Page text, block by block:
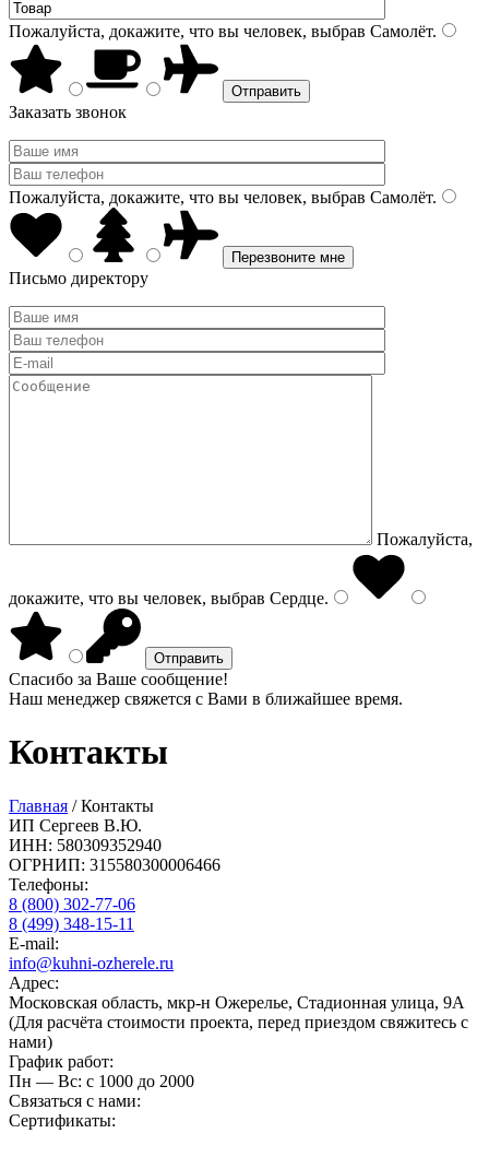
Пожалуйста, докажите, что вы человек, выбрав Самолёт.
Заказать звонок
Пожалуйста, докажите, что вы человек, выбрав Самолёт.
Письмо директору
Пожалуйста,
докажите, что вы человек, выбрав Сердце.
Спасибо за Ваше сообщение!
Наш менеджер свяжется с Вами в ближайшее время.
Контакты
Главная /Контакты
ИП Сергеев В.Ю.
ИНН: 580309352940
ОГРНИП: 315580300006466
Телефоны:
8 (800) 302-77-06
8 (499) 348-15-11
E-mail:
info@kuhni-ozherele.ru
Адрес:
Московская область, мкр-н Ожерелье, Стадионная улица, 9А
(Для расчёта стоимости проекта, перед приездом свяжитесь с
нами)
График работ:
Пн — Вс: с 1000 до 2000
Связаться с нами:
Сертификаты: